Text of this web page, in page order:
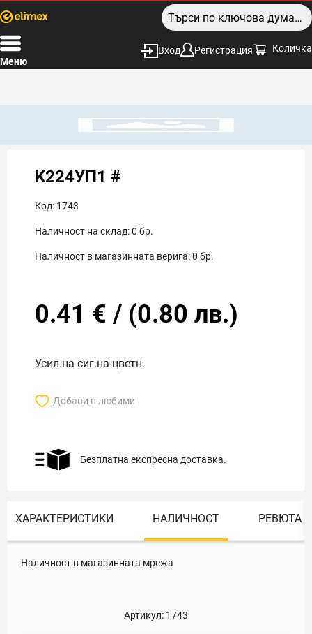
Меню
Вход Регистрация Количка
K224УП1 #
Код: 1743
Наличност на склад:0 бр.
Наличност в магазинната верига:0 бр.
0.41 € / (0.80 лв.)
Усил.на сиг.на цветн.
Добави в любими
Безплатна експресна доставка.
ХАРАКТЕРИСТИКИ НАЛИЧНОСТ РЕВЮТА
Наличност в магазинната мрежа
Артикул: 1743